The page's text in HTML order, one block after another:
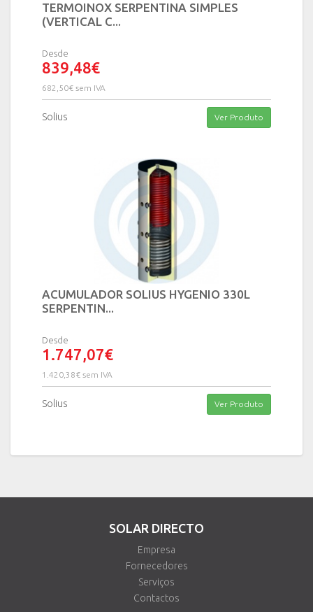
TERMOINOX SERPENTINA SIMPLES
(VERTICAL C...
Desde
839,48€
682,50€ sem IVA
Solius Ver Produto
ACUMULADOR SOLIUS HYGENIO 330L
SERPENTIN...
Desde
1.747,07€
1.420,38€ sem IVA
Solius Ver Produto
SOLAR DIRECTO
Empresa
Fornecedores
Serviços
Contactos